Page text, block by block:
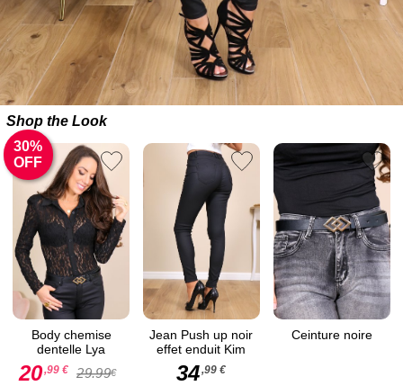
Shop the Look
30%
OFF
Body chemise
dentelle Lya
20,99 € 29.99€
Jean Push up noir
effet enduit Kim
34,99 €
Ceinture noire